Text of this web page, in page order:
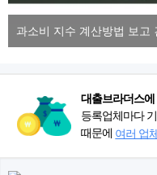
과소비 지수 계산방법 보고
대출브라더스
등록업체마다
때문에 여러 업